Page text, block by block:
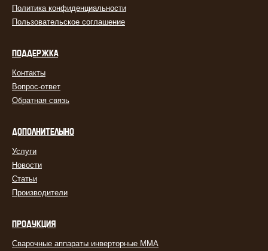
Политика конфиденциальности
Пользовательское соглашение
ПОДДЕРЖКА
Контакты
Вопрос-ответ
Обратная связь
ДОПОЛНИТЕЛЬНО
Услуги
Новости
Статьи
Производители
ПРОДУКЦИЯ
Сварочные аппараты инверторные MMA